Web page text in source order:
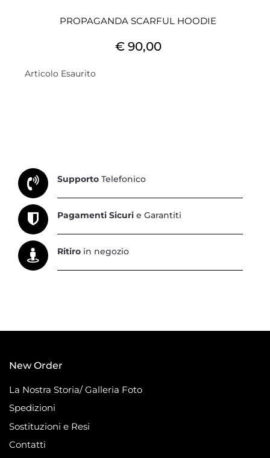
PROPAGANDA SCARFUL HOODIE
€ 90,00
Articolo Esaurito
Supporto Telefonico
Pagamenti Sicuri e Garantiti
Ritiro in negozio
New Order
La Nostra Storia/ Galleria Foto
Spedizioni
Sostituzioni e Resi
Contatti